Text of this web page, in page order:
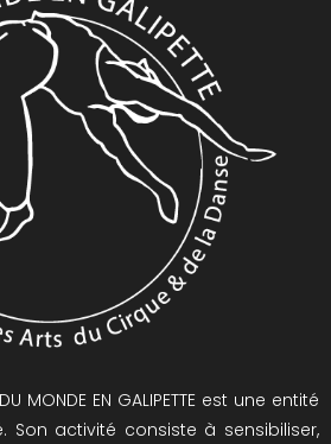
MONDE EN GALIPETTE est une entité
Son activité consiste à sensibiliser,